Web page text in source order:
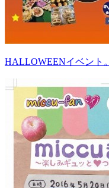
HALLOWEENイベント。